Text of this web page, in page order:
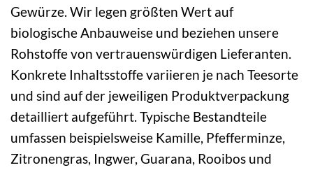
Gewürze. Wir legen größten Wert auf
biologische Anbauweise und beziehen unsere
Rohstoffe von vertrauenswürdigen Lieferanten.
Konkrete Inhaltsstoffe variieren je nach Teesorte
und sind auf der jeweiligen Produktverpackung
detailliert aufgeführt. Typische Bestandteile
umfassen beispielsweise Kamille, Pfefferminze,
Zitronengras, Ingwer, Guarana, Rooibos und